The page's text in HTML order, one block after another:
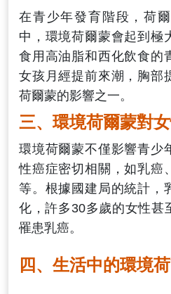
在青少年發育階段，荷
中，環境荷爾蒙會起到極
食用高油脂和西化飲食的
女孩月經提前來潮，胸部
荷爾蒙的影響之一。
三、環境荷爾蒙對
環境荷爾蒙不僅影響青少
性癌症密切相關，如乳癌
等。根據國建局的統計，
化，許多30多歲的女性甚
罹患乳癌。
四、生活中的環境